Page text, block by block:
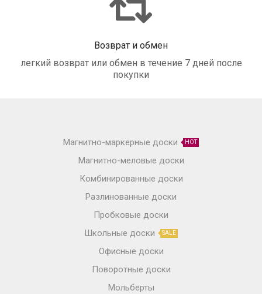
Возврат и обмен
легкий возврат или обмен в течение 7 дней после
покупки
Магнитно-маркерные доски HOT
Магнитно-меловые доски
Комбинированные доски
Разлинованные доски
Пробковые доски
Школьные доски
SALE
Офисные доски
Поворотные доски
Мольберты